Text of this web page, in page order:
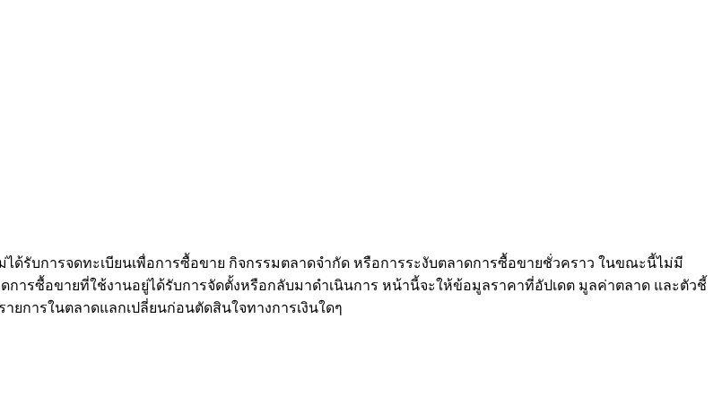
ได้รับการจดทะเบียนเพื่อการซื้อขาย กิจกรรมตลาดจำกัด หรือการระงับตลาดการซื้อขายชั่วคราว ในขณะนี้ไม่มี
ารซื้อขายที่ใช้งานอยู่ได้รับการจัดตั้งหรือกลับมาดำเนินการ หน้านี้จะให้ข้อมูลราคาที่อัปเดต มูลค่าตลาด และตัวชี้
ยการในตลาดแลกเปลี่ยนก่อนตัดสินใจทางการเงินใดๆ